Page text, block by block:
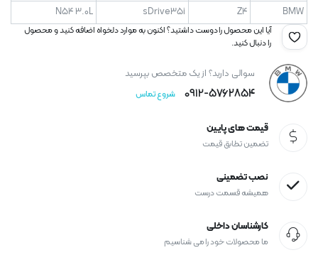
BMW
Z4
sDrive35i
N54 3.0L
آیا این محصول را دوست داشتید؟ اکنون به موارد دلخواه اضافه کنید و محصول
را دنبال کنید.
سوالی دارید؟ از یک متخصص بپرسید
0912-۵۷۶۲۸۵۴ شروع تماس
قیمت های پایین
تضمین تطابق قیمت
نصب تضمینی
همیشه قسمت درست
کارشناسان داخلی
ما محصولات خود را می شناسیم